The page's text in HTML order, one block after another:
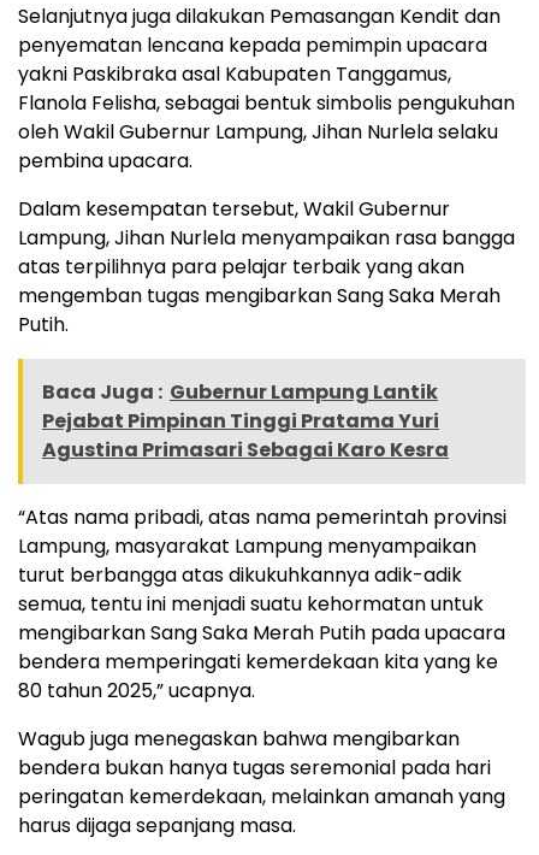
Selanjutnya juga dilakukan Pemasangan Kendit dan
penyematan lencana kepada pemimpin upacara
yakni Paskibraka asal Kabupaten Tanggamus,
Flanola Felisha, sebagai bentuk simbolis pengukuhan
oleh Wakil Gubernur Lampung, Jihan Nurlela selaku
pembina upacara.
Dalam kesempatan tersebut, Wakil Gubernur
Lampung, Jihan Nurlela menyampaikan rasa bangga
atas terpilihnya para pelajar terbaik yang akan
mengemban tugas mengibarkan Sang Saka Merah
Putih.
Baca Juga : Gubernur Lampung Lantik
Pejabat Pimpinan Tinggi Pratama Yuri
Agustina Primasari Sebagai Karo Kesra
“Atas nama pribadi, atas nama pemerintah provinsi
Lampung, masyarakat Lampung menyampaikan
turut berbangga atas dikukuhkannya adik-adik
semua, tentu ini menjadi suatu kehormatan untuk
mengibarkan Sang Saka Merah Putih pada upacara
bendera memperingati kemerdekaan kita yang ke
80 tahun 2025,” ucapnya.
Wagub juga menegaskan bahwa mengibarkan
bendera bukan hanya tugas seremonial pada hari
peringatan kemerdekaan, melainkan amanah yang
harus dijaga sepanjang masa.